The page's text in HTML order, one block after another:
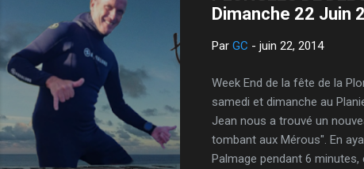
Dimanche 22 Juin
Par GC - juin 22, 2014
Week End de la fête de la
samedi et dimanche au
Jean nous a trouvé un
tombant aux Mérous". En
Palmage pendant 6